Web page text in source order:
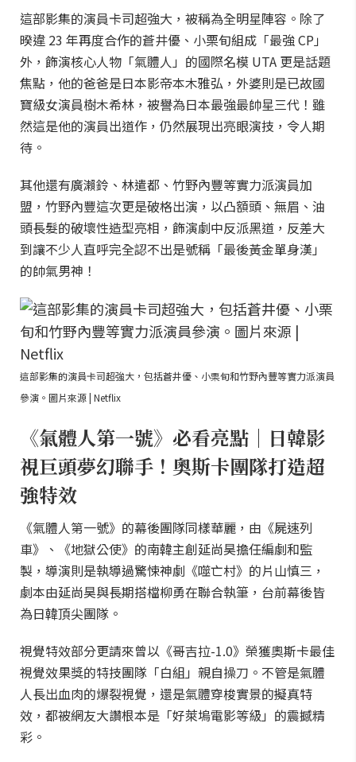
這部影集的演員卡司超強大，被稱為全明星陣容。除了
暌違 23 年再度合作的蒼井優、小栗旬組成「最強 CP」
外，飾演核心人物「氣體人」的國際名模 UTA 更是話題
焦點，他的爸爸是日本影帝本木雅弘，外婆則是已故國
寶級女演員樹木希林，被譽為日本最強最帥星三代！雖
然這是他的演員出道作，仍然展現出亮眼演技，令人期
待。
其他還有廣瀨鈴、林遣都、竹野內豐等實力派演員加
盟，竹野內豐這次更是破格出演，以凸額頭、無眉、油
頭長髮的破壞性造型亮相，飾演劇中反派黑道，反差大
到讓不少人直呼完全認不出是號稱「最後黃金單身漢」
的帥氣男神！
這部影集的演員卡司超強大，包括蒼井優、小栗旬和竹野內豐等實力派演員
參演。圖片來源 | Netflix
《氣體人第一號》必看亮點｜日韓影
視巨頭夢幻聯手！奧斯卡團隊打造超
強特效
《氣體人第一號》的幕後團隊同樣華麗，由《屍速列
車》、《地獄公使》的南韓主創延尚昊擔任編劇和監
製，導演則是執導過驚悚神劇《噬亡村》的片山慎三，
劇本由延尚昊與長期搭檔柳勇在聯合執筆，台前幕後皆
為日韓頂尖團隊。
視覺特效部分更請來曾以《哥吉拉-1.0》榮獲奧斯卡最佳
視覺效果獎的特技團隊「白組」親自操刀。不管是氣體
人長出血肉的爆裂視覺，還是氣體穿梭實景的擬真特
效，都被網友大讚根本是「好萊塢電影等級」的震撼精
彩。